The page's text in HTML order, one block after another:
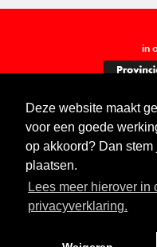
Deze website maakt
voor een goede
op akkoord? Dan
plaatsen.
Lees meer hierover in
privacyverklaring.
in
Contact
Digitale